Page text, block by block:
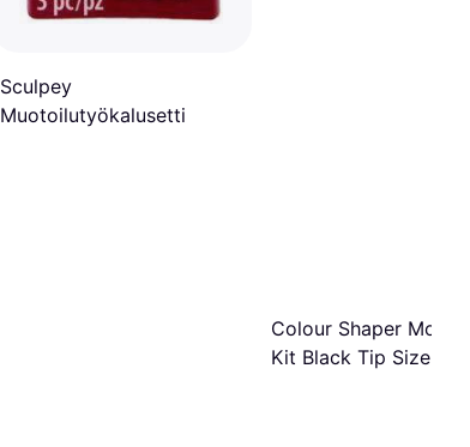
Sculpey
Muotoilutyökalusetti
Colour Shaper
Kit Black Tip Size